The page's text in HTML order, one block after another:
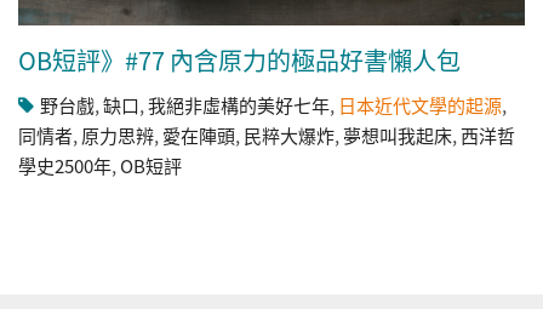
OB短評》#77 內含原力的極品好書懶人包
野台戲,缺口,我絕非虛構的美好七年, 日本近代文學的起源,
同情者,原力思辨,愛在陣頭,民粹大爆炸,夢想叫我起床,西洋哲
學史2500年,OB短評